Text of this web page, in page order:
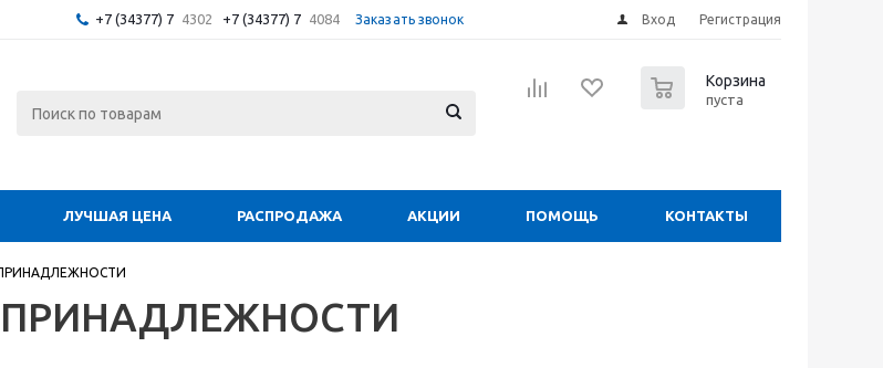
+7 (34377) 7 4302 +7 (34377) 7 4084 Заказать звонок Вход Регистрация
Корзина
пуста
ЛУЧШАЯ ЦЕНА РАСПРОДАЖА АКЦИИ ПОМОЩЬ КОНТАКТЫ